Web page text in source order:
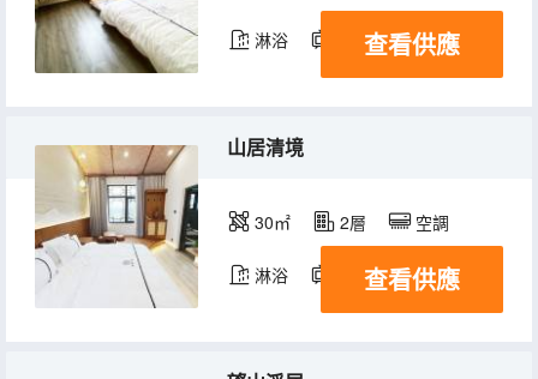
淋浴 電視機
查看供應
山居清境
30㎡ 2層 空調
淋浴 電視機
查看供應